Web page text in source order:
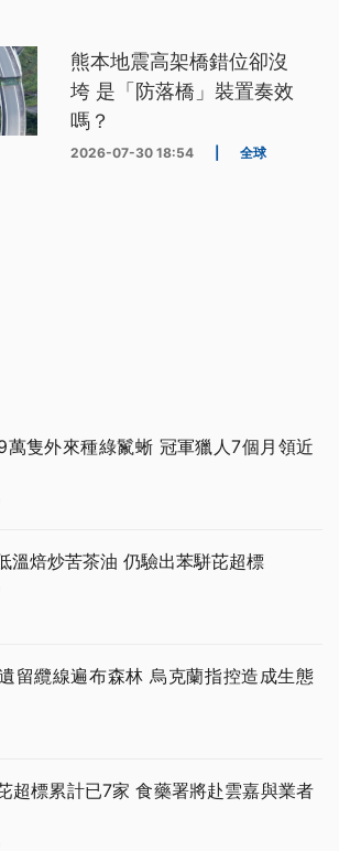
熊本地震高架橋錯位卻沒
垮 是「防落橋」裝置奏效
嗎？
2026-07-30 18:54 全球
萬隻外來種綠鬣蜥 冠軍獵人7個月領近
溫焙炒苦茶油 仍驗出苯駢芘超標
留纜線遍布森林 烏克蘭指控造成生態
超標累計已7家 食藥署將赴雲嘉與業者